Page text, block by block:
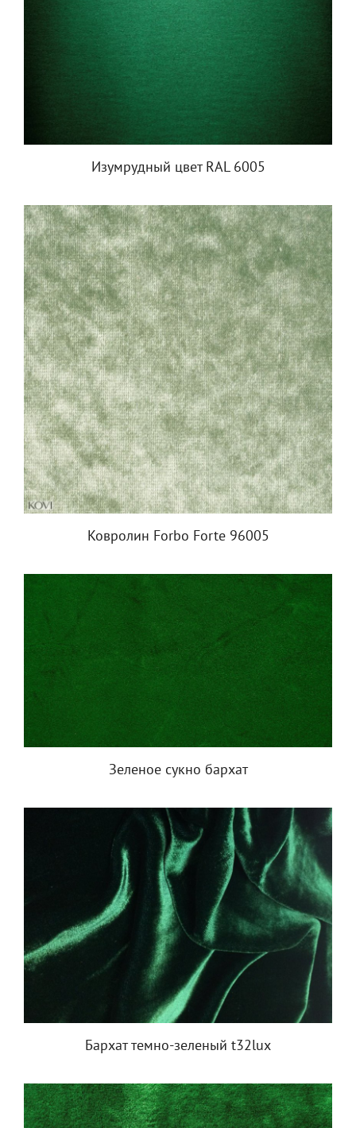
Изумрудный цвет RAL 6005
Ковролин Forbo Forte 96005
Зеленое сукно бархат
Бархат темно-зеленый t32lux